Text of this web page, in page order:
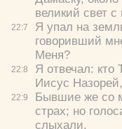
22:7
22:8
22:9
великий свет с
Я упал на
говоривший
Меня?
Я отвечал: кто
Иисус
Бывшие же со
страх; но
слыхали.